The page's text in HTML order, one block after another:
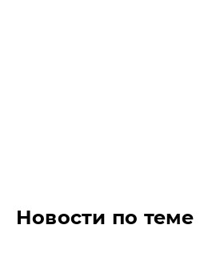
Новости по теме